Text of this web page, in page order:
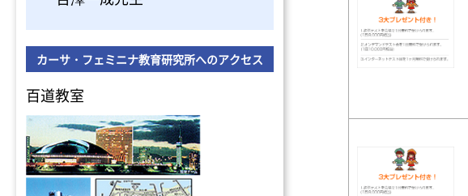
カーサ・フェミニナ教育研究所へのアクセス
百道教室